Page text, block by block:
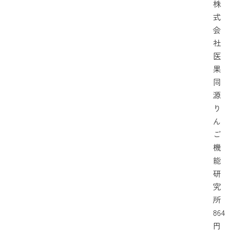
株
式
会
社
医
果
同
源
り
ん
ご
機
能
研
究
所
864
円